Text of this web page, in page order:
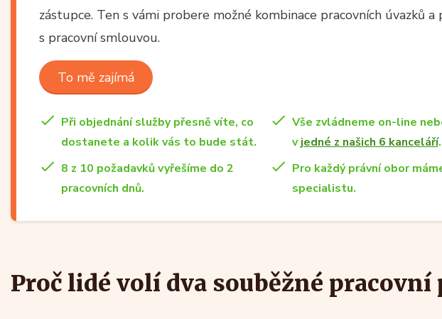
zástupce. Ten s vámi probere možné kombinace pracovních úvazků a
s pracovní smlouvou.
To mě zajímá
Při objednání služby přesně víte, co
dostanete a kolik vás to bude stát.
Vše zvládneme on-line
vjedné z našich 6 kanceláří.
8 z 10 požadavků vyřešíme do 2
pracovních dnů.
Pro každý právní obor
specialistu.
Proč lidé volí dva souběžné pracovní